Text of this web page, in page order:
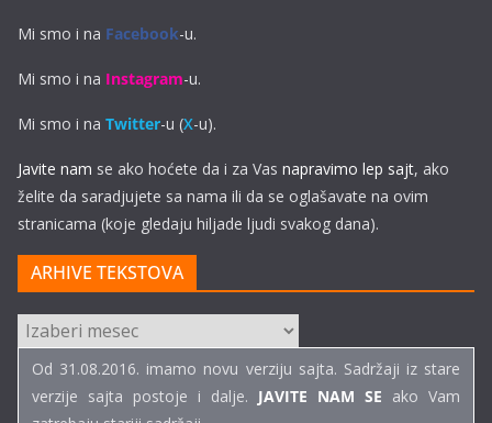
Mi smo i na Facebook-u.
Mi smo i na Instagram-u.
Mi smo i na Twitter-u (X-u).
Javite nam se ako hoćete da i za Vas napravimo lep sajt, ako
želite da saradjujete sa nama ili da se oglašavate na ovim
stranicama (koje gledaju hiljade ljudi svakog dana).
ARHIVE TEKSTOVA
ARHIVE
TEKSTOVA
Od 31.08.2016. imamo novu verziju sajta. Sadržaji iz stare
verzije sajta postoje i dalje. JAVITE NAM SE ako Vam